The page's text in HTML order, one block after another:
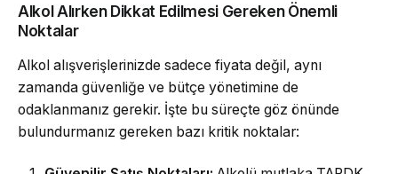
Alkol Alırken Dikkat Edilmesi Gereken Önemli
Noktalar
Alkol alışverişlerinizde sadece fiyata değil, aynı
zamanda güvenliğe ve bütçe yönetimine de
odaklanmanız gerekir. İşte bu süreçte göz önünde
bulundurmanız gereken bazı kritik noktalar: